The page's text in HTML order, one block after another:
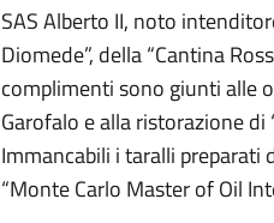
SAS Alberto II, noto
Diomede”, della “Cantina
complimenti sono giunti alle
Garofalo e alla ristorazione
Immancabili i taralli preparati
“Monte Carlo Master of Oil